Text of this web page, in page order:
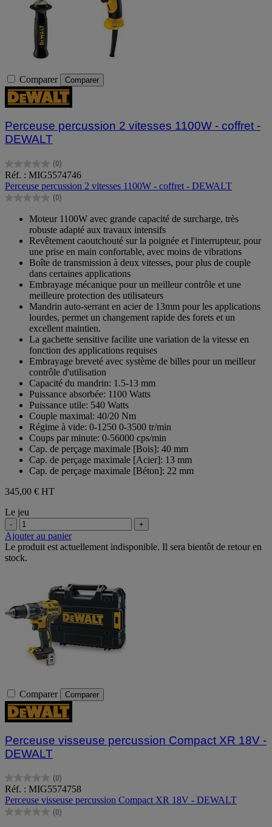
Comparer Comparer
Perceuse percussion 2 vitesses 1100W - coffret -
DEWALT
(0)
0.0
sur
5
étoiles.
Réf. : MIG5574746
Perceuse percussion 2 vitesses 1100W - coffret - DEWALT
(0)
0.0
étoiles.
Moteur 1100W avec grande capacité de surcharge, très
robuste adapté aux travaux intensifs
Revêtement caoutchouté sur la poignée et l'interrupteur, pour
une prise en main confortable, avec moins de vibrations
Boîte de transmission à deux vitesses, pour plus de couple
dans certaines applications
Embrayage mécanique pour un meilleur contrôle et une
meilleure protection des utilisateurs
Mandrin auto-serrant en acier de 13mm pour les applications
lourdes, permet un changement rapide des forets et un
excellent maintien.
La gachette sensitive facilite une variation de la vitesse en
fonction des applications requises
Embrayage breveté avec système de billes pour un meilleur
contrôle d'utilisation
Capacité du mandrin: 1.5-13 mm
Puissance absorbée: 1100 Watts
Puissance utile: 540 Watts
Couple maximal: 40/20 Nm
Régime à vide: 0-1250 0-3500 tr/min
Coups par minute: 0-56000 cps/min
Cap. de perçage maximale [Bois]: 40 mm
Cap. de perçage maximale [Acier]: 13 mm
Cap. de perçage maximale [Béton]: 22 mm
345,00 € HT
Le jeu
- +
Ajouter au panier
Le produit est actuellement indisponible. Il sera bientôt de retour en
stock.
Comparer Comparer
Perceuse visseuse percussion Compact XR 18V -
DEWALT
(0)
0.0
sur
5
étoiles.
Réf. : MIG5574758
Perceuse visseuse percussion Compact XR 18V - DEWALT
(0)
0.0